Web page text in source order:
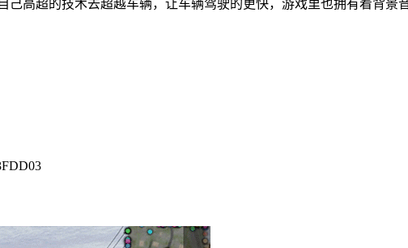
高超的技术去超越车辆，让车辆驾驶的更快，游戏里也拥有着背景